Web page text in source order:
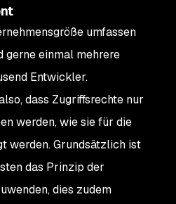
umfassen
gerne einmal mehrere
Entwickler.
dass Zugriffsrechte nur
werden, wie sie für die
werden. Grundsätzlich ist
das Prinzip der
dies zudem